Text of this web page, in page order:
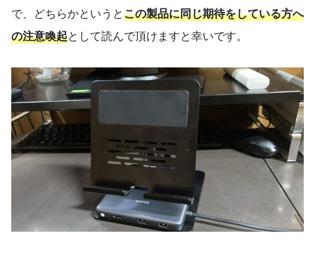
で、どちらかというとこの製品に同じ期待をしている方へ
の注意喚起として読んで頂けますと幸いです。